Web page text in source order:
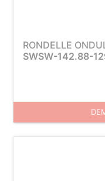
RONDELLE
SWSW-142.88-